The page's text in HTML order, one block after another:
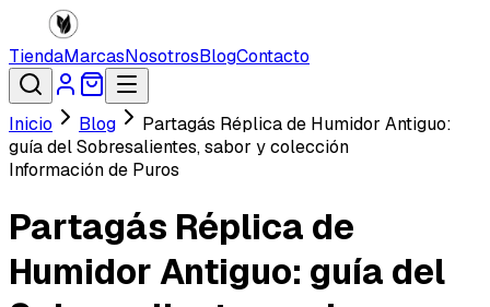
TiendaMarcasNosotrosBlogContacto
Inicio Blog
Partagás Réplica de Humidor Antiguo:
guía del Sobresalientes, sabor y colección
Información de Puros
Partagás Réplica de
Humidor Antiguo: guía del